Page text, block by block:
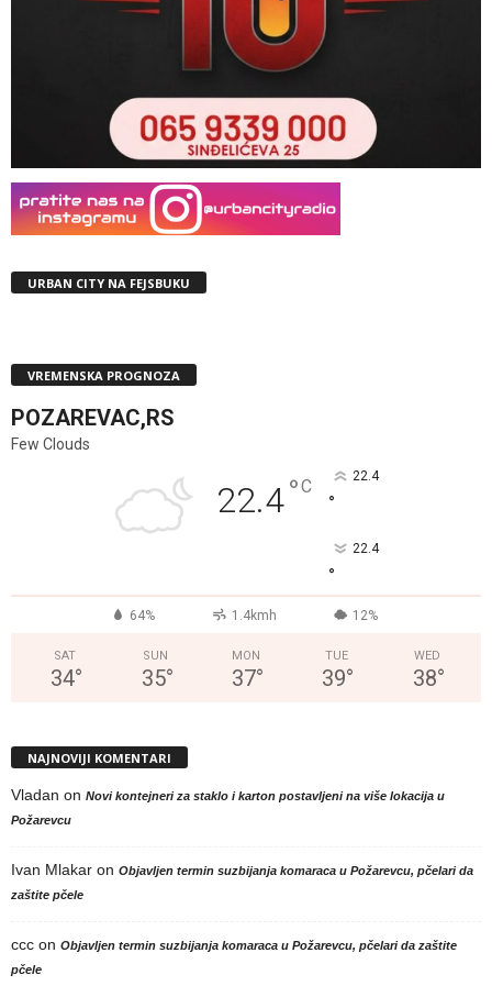
URBAN CITY NA FEJSBUKU
VREMENSKA PROGNOZA
POZAREVAC,RS
Few Clouds
22.4°C 22.4
°
22.4
°
64% 1.4kmh 12%
SAT
34°
SUN
35°
MON
37°
TUE
39°
WED
38°
NAJNOVIJI KOMENTARI
Vladan on Novi kontejneri za staklo i karton postavljeni na više lokacija u
Požarevcu
Ivan Mlakar on Objavljen termin suzbijanja komaraca u Požarevcu, pčelari da
zaštite pčele
ccc on Objavljen termin suzbijanja komaraca u Požarevcu, pčelari da zaštite
pčele